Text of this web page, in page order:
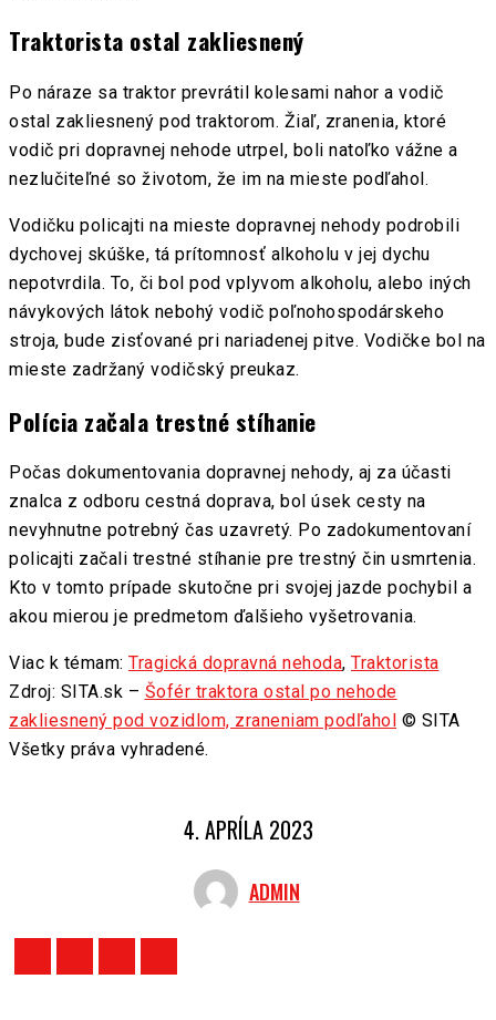
Traktorista ostal zakliesnený
Po náraze sa traktor prevrátil kolesami nahor a vodič
ostal zakliesnený pod traktorom. Žiaľ, zranenia, ktoré
vodič pri dopravnej nehode utrpel, boli natoľko vážne a
nezlučiteľné so životom, že im na mieste podľahol.
Vodičku policajti na mieste dopravnej nehody podrobili
dychovej skúške, tá prítomnosť alkoholu v jej dychu
nepotvrdila. To, či bol pod vplyvom alkoholu, alebo iných
návykových látok nebohý vodič poľnohospodárskeho
stroja, bude zisťované pri nariadenej pitve. Vodičke bol na
mieste zadržaný vodičský preukaz.
Polícia začala trestné stíhanie
Počas dokumentovania dopravnej nehody, aj za účasti
znalca z odboru cestná doprava, bol úsek cesty na
nevyhnutne potrebný čas uzavretý. Po zadokumentovaní
policajti začali trestné stíhanie pre trestný čin usmrtenia.
Kto v tomto prípade skutočne pri svojej jazde pochybil a
akou mierou je predmetom ďalšieho vyšetrovania.
Viac k témam: Tragická dopravná nehoda, Traktorista
Zdroj: SITA.sk – Šofér traktora ostal po nehode
zakliesnený pod vozidlom, zraneniam podľahol © SITA
Všetky práva vyhradené.
4. APRÍLA 2023
ADMIN